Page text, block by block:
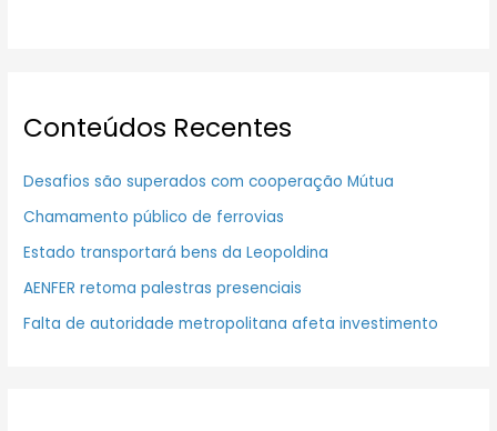
Conteúdos Recentes
Desafios são superados com cooperação Mútua
Chamamento público de ferrovias
Estado transportará bens da Leopoldina
AENFER retoma palestras presenciais
Falta de autoridade metropolitana afeta investimento